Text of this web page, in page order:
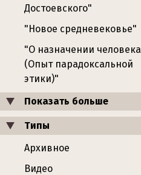
Достоевского"
"Новое средневековье"
"О назначении человека
(Опыт парадоксальной
этики)"
Показать больше
Типы
Архивное
Видео